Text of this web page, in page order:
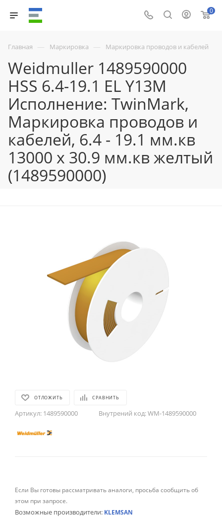
0
Главная — Маркировка — Маркировка проводов и кабелей
Weidmuller 1489590000
HSS 6.4-19.1 EL Y13M
Исполнение: TwinMark,
Маркировка проводов и
кабелей, 6.4 - 19.1 мм.кв
13000 x 30.9 мм.кв желтый
(1489590000)
ОТЛОЖИТЬ СРАВНИТЬ
Артикул: 1489590000 Внутрений код:WM-1489590000
Если Вы готовы рассматривать аналоги, просьба сообщить об
этом при запросе.
Возможные производители: KLEMSAN